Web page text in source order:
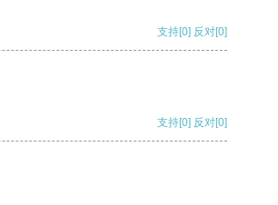
支持[0] 反对[0]
支持[0] 反对[0]